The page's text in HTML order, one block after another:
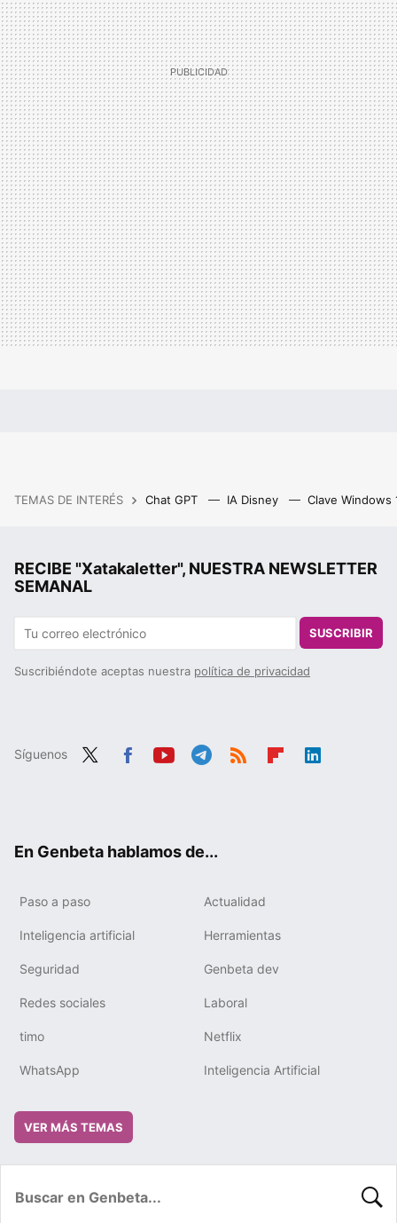
TEMAS DE INTERÉS Chat GPT IA Disney Clave Windows
RECIBE "Xatakaletter", NUESTRA NEWSLETTER
SEMANAL
SUSCRIBIR
Suscribiéndote aceptas nuestra política de privacidad
Síguenos
En Genbeta hablamos de...
Paso a paso Actualidad
Inteligencia artificial Herramientas
Seguridad Genbeta dev
Redes sociales Laboral
timo Netflix
WhatsApp Inteligencia Artificial
VER MÁS TEMAS